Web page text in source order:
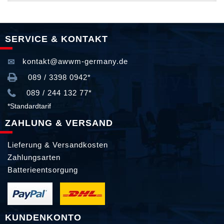
SERVICE & KONTAKT
kontakt@awwm-germany.de
089 / 3398 0942*
089 / 244 132 77*
*Standardtarif
ZAHLUNG & VERSAND
Lieferung & Versandkosten
Zahlungsarten
Batterieentsorgung
KUNDENKONTO